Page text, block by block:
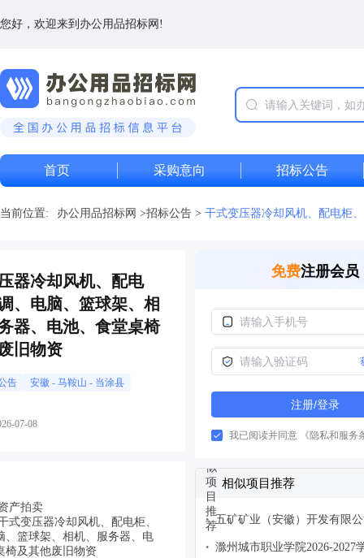
您好，欢迎来到办公用品招标网!
首页 采购意向 招标公告
当前位置: 办公用品招标网 >招标公告 > 干式变压器冷却风机、配电柜
器冷却风机、配电
、电脑、篮球架、相
器、电池、食堂桌椅
旧物资
告 安徽 - 马鞍山 - 当涂县
07-08
产拍卖
式变压器冷却风机、配电柜、
、篮球架、相机、服务器、电
椅及其他废旧物资
免费注册会员
注册/登录
我已阅读并同意 《隐私和服务
相似项目推荐
• 五矿矿业（安徽）开发有限公
•
滁州城市职业学院2026-2027